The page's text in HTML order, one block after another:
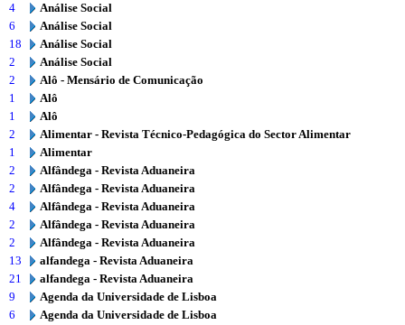
4
Análise Social
6
Análise Social
18
Análise Social
2
Análise Social
2
Alô - Mensário de Comunicação
1
Alô
1
Alô
2
Alimentar - Revista Técnico-Pedagógica do Sector Alimentar
1
Alimentar
2
Alfândega - Revista Aduaneira
2
Alfândega - Revista Aduaneira
4
Alfândega - Revista Aduaneira
2
Alfândega - Revista Aduaneira
2
Alfândega - Revista Aduaneira
13
alfandega - Revista Aduaneira
21
alfandega - Revista Aduaneira
9
Agenda da Universidade de Lisboa
6
Agenda da Universidade de Lisboa